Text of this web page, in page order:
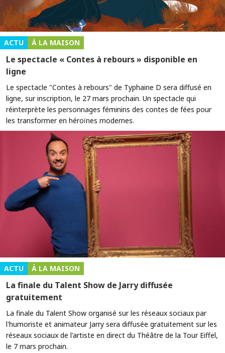
ACTU À LA MAISON
Le spectacle « Contes à rebours » disponible en
ligne
Le spectacle "Contes à rebours" de Typhaine D sera diffusé en
ligne, sur inscription, le 27 mars prochain. Un spectacle qui
réinterprète les personnages féminins des contes de fées pour
les transformer en héroïnes modernes.
ACTU À LA MAISON
La finale du Talent Show de Jarry diffusée
gratuitement
La finale du Talent Show organisé sur les réseaux sociaux par
l'humoriste et animateur Jarry sera diffusée gratuitement sur les
réseaux sociaux de l'artiste en direct du Théâtre de la Tour Eiffel,
le 7 mars prochain.